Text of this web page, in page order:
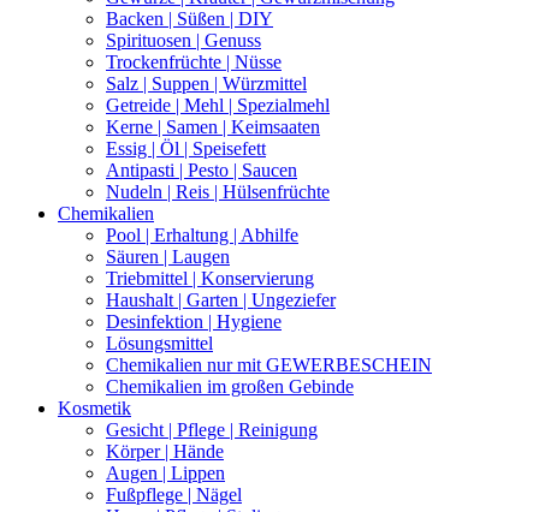
Backen | Süßen | DIY
Spirituosen | Genuss
Trockenfrüchte | Nüsse
Salz | Suppen | Würzmittel
Getreide | Mehl | Spezialmehl
Kerne | Samen | Keimsaaten
Essig | Öl | Speisefett
Antipasti | Pesto | Saucen
Nudeln | Reis | Hülsenfrüchte
Chemikalien
Pool | Erhaltung | Abhilfe
Säuren | Laugen
Triebmittel | Konservierung
Haushalt | Garten | Ungeziefer
Desinfektion | Hygiene
Lösungsmittel
Chemikalien nur mit GEWERBESCHEIN
Chemikalien im großen Gebinde
Kosmetik
Gesicht | Pflege | Reinigung
Körper | Hände
Augen | Lippen
Fußpflege | Nägel